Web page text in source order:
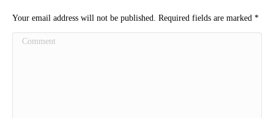
Your email address will not be published. Required fields are marked *
Comment